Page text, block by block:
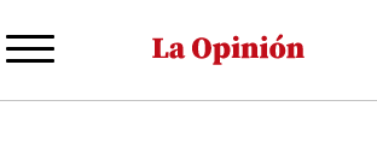
al
principal